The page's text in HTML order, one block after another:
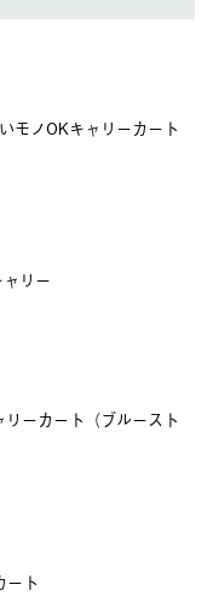
モノOKキャリーカート
リー
ーカート（ブルースト
ート